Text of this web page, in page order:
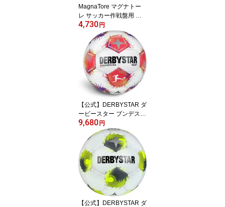
MagnaTore マグナトー
レ サッカー作戦盤用 オ
リジナル人型マグネット
大サイズセット サッカー
青 赤 各12個 ボール2個
セット 収納ポーチ付き
作戦盤 サッカー サッカ
ー専用 tactical board 戦
術ボード マグネット コ
4,730円
【公式】DERBYSTAR ダ
ービースター ブンデスリ
ーガ ブリラントTT V25 5
号球 FIFA BASIC検定球
BUNDESLIGA BRILLAN
T TT サッカーボール サ
ッカー ボール ジュニア
ユース ユース 中学生 高
校生 社会人 キック 練習
育成球 5号
9,680円
【公式】DERBYSTAR ダ